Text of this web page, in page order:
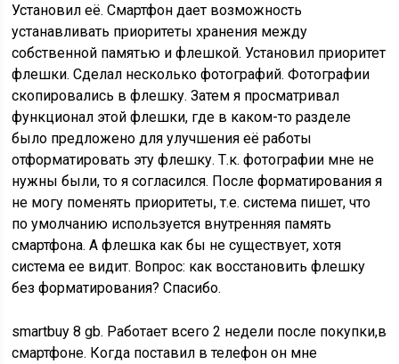
Установил её. Смартфон дает возможность
устанавливать приоритеты хранения между
собственной памятью и флешкой. Установил приоритет
флешки. Сделал несколько фотографий. Фотографии
скопировались в флешку. Затем я просматривал
функционал этой флешки, где в каком-то разделе
было предложено для улучшения её работы
отформатировать эту флешку. Т.к. фотографии мне не
нужны были, то я согласился. После форматирования я
не могу поменять приоритеты, т.е. система пишет, что
по умолчанию используется внутренняя память
смартфона. А флешка как бы не существует, хотя
система ее видит. Вопрос: как восстановить флешку
без форматирования? Спасибо.
smartbuy 8 gb. Работает всего 2 недели после покупки,в
смартфоне. Когда поставил в телефон он мне